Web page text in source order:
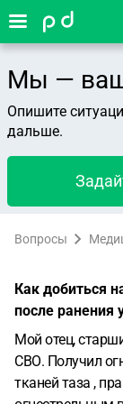
Мы — ваш
Опишите
дальше.
Вопросы
Как добиться
после ранения
Мой отец, старший лейтенант -
СВО. Получил
тканей таза ,